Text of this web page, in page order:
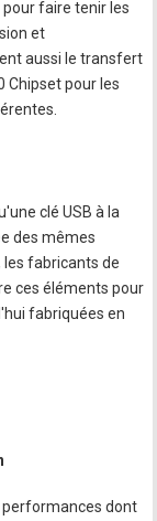
faire tenir les
et
aussi le transfert
Chipset pour les
clé USB à la
des mêmes
les fabricants de
ces éléments pour
fabriquées en
performances dont